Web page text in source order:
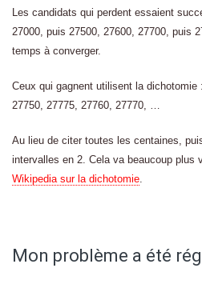
Les candidats qui perdent essaient
27000, puis 27500, 27600, 27700, puis
temps à converger.
Ceux qui gagnent utilisent la dichotomie
27750, 27775, 27760, 27770, …
Au lieu de citer toutes les centaines,
intervalles en 2. Cela va beaucoup plus
Wikipedia sur la dichotomie.
Mon problème a été